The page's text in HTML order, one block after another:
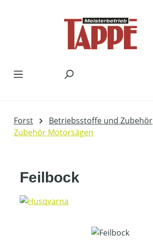
Forst
Betriebsstoffe und Zubehör
Zubehör Motorsägen
Feilbock
Bildergalerie überspringen